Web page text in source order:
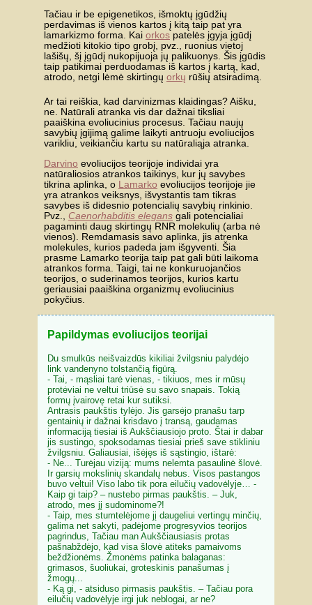
Tačiau ir be epigenetikos, išmoktų įgūdžių
perdavimas iš vienos kartos į kitą taip pat yra
lamarkizmo forma. Kai orkos patelės įgyja įgūdį
medžioti kitokio tipo grobį, pvz., ruonius vietoj
lašišų, šį įgūdį nukopijuoja jų palikuonys. Šis įgūdis
taip patikimai perduodamas iš kartos į kartą, kad,
atrodo, netgi lėmė skirtingų orkų rūšių atsiradimą.
Ar tai reiškia, kad darvinizmas klaidingas? Aišku,
ne. Natūrali atranka vis dar dažnai tiksliai
paaiškina evoliucinius procesus. Tačiau naujų
savybių įgijimą galime laikyti antruoju evoliucijos
varikliu, veikiančiu kartu su natūraliąja atranka.
Darvino evoliucijos teorijoje individai yra
natūraliosios atrankos taikinys, kur jų savybes
tikrina aplinka, o Lamarko evoliucijos teorijoje jie
yra atrankos veiksnys, išvystantis tam tikras
savybes iš didesnio potencialių savybių rinkinio.
Pvz., Caenorhabditis elegans gali potencialiai
pagaminti daug skirtingų RNR molekulių (arba nė
vienos). Remdamasis savo aplinka, jis atrenka
molekules, kurios padeda jam išgyventi. Šia
prasme Lamarko teorija taip pat gali būti laikoma
atrankos forma. Taigi, tai ne konkuruojančios
teorijos, o suderinamos teorijos, kurios kartu
geriausiai paaiškina organizmų evoliucinius
pokyčius.
Papildymas evoliucijos teorijai
Du smulkūs neišvaizdūs kikiliai žvilgsniu palydėjo
link vandenyno tolstančią figūrą.
- Tai, - mąsliai tarė vienas, - tikiuos, mes ir mūsų
protėviai ne veltui triūsė su savo snapais. Tokią
formų įvairovę retai kur sutiksi.
Antrasis paukštis tylėjo. Jis garsėjo pranašu tarp
gentainių ir dažnai krisdavo į transą, gaudamas
informaciją tiesiai iš Aukščiausiojo proto. Štai ir dabar
jis sustingo, spoksodamas tiesiai prieš save stikliniu
žvilgsniu. Galiausiai, išėjęs iš sąstingio, ištarė:
- Ne... Turėjau viziją: mums nelemta pasaulinė šlovė.
Ir garsių mokslinių skandalų nebus. Visos pastangos
buvo veltui! Viso labo tik pora eilučių vadovėlyje… -
Kaip gi taip? – nustebo pirmas paukštis. – Juk,
atrodo, mes jį sudominome?!
- Taip, mes stumtelėjome jį daugeliui vertingų minčių,
galima net sakyti, padėjome progresyvios teorijos
pagrindus, Tačiau man Aukščiausiasis protas
pašnabždėjo, kad visa šlovė atiteks pamaivoms
beždžionėms. Žmonėms patinka balaganas:
grimasos, šuoliukai, groteskinis panašumas į
žmogų...
- Ką gi, - atsiduso pirmasis paukštis. – Tačiau pora
eilučių vadovėlyje irgi juk neblogai, ar ne?